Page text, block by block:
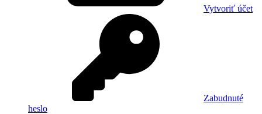
Vytvoriť účet
Zabudnuté
heslo